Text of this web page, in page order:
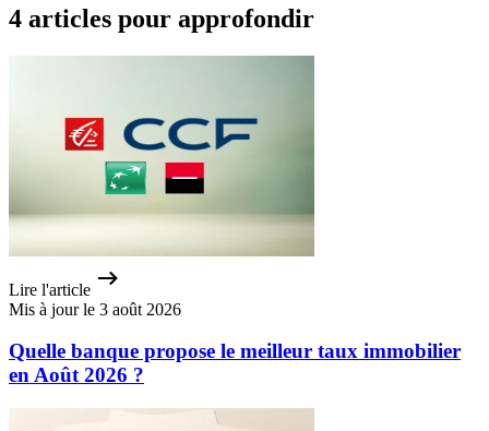
4 articles pour approfondir
Lire l'article
Mis à jour le 3 août 2026
Quelle banque propose le meilleur taux immobilier
en Août 2026 ?